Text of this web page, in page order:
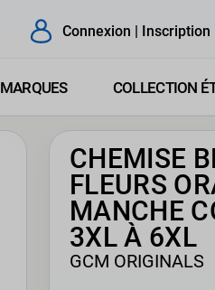
Connexion | Inscription
MARQUES COLLECTION
CHEMISE
FLEURS
MANCHE
3XL À 6XL
GCM ORIGINALS